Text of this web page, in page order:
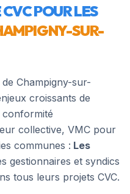
POUR LES
SUR-
Champigny-sur-
croissants de
conformité
collective, VMC pour
communes : Les
gestionnaires et syndics
tous leurs projets CVC.